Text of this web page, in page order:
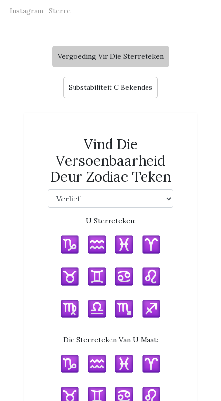
Instagram -Sterre
Vergoeding Vir Die Sterreteken
Substabiliteit C Bekendes
Vind Die
Versoenbaarheid
Deur Zodiac Teken
U Sterreteken:
Die Sterreteken Van U Maat: